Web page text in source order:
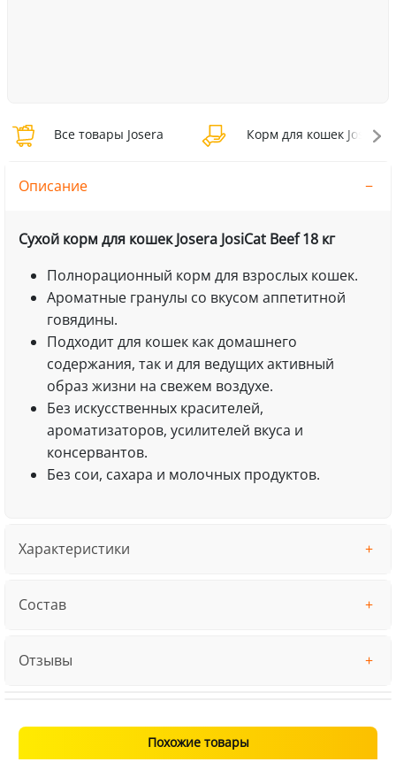
Все товары Josera Корм для кошек Josera
Описание
Сухой корм для кошек Josera JosiCat Beef 18 кг
Полнорационный корм для взрослых кошек.
Ароматные гранулы со вкусом аппетитной
говядины.
Подходит для кошек как домашнего
содержания, так и для ведущих активный
образ жизни на свежем воздухе.
Без искусственных красителей,
ароматизаторов, усилителей вкуса и
консервантов.
Без сои, сахара и молочных продуктов.
Характеристики
Состав
Отзывы
Похожие товары